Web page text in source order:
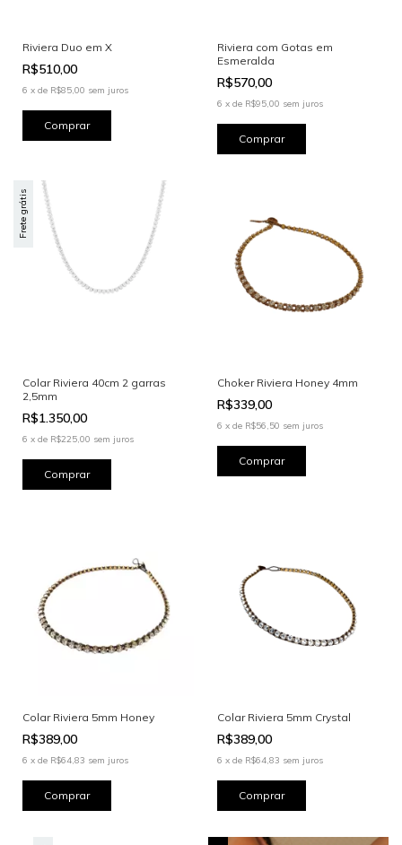
Riviera Duo em X
R$510,00
6 x de R$85,00 sem juros
Riviera com Gotas em
Esmeralda
R$570,00
6 x de R$95,00 sem juros
Frete grátis
Colar Riviera 40cm 2 garras
2,5mm
R$1.350,00
6 x de R$225,00 sem juros
Choker Riviera Honey 4mm
R$339,00
6 x de R$56,50 sem juros
Colar Riviera 5mm Honey
R$389,00
6 x de R$64,83 sem juros
Colar Riviera 5mm Crystal
R$389,00
6 x de R$64,83 sem juros